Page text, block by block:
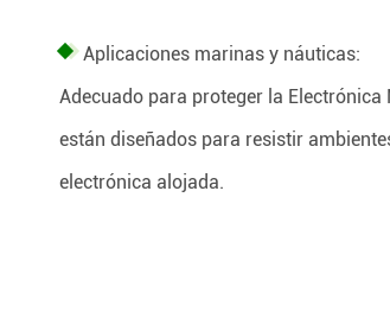
Aplicaciones marinas y náuticas:
Adecuado para proteger la
están diseñados para resistir
electrónica alojada.